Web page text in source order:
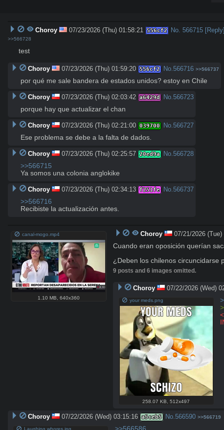
Choroy 07/23/2026 (Thu) 01:58:21 556cf2 No. 566715 [Reply]
>>566728
test
Choroy 07/23/2026 (Thu) 01:59:20 556cf2 No. 566716 >>566737
por qué me sale bandera de estados unidos? estoy en Chile
Choroy 07/23/2026 (Thu) 02:03:42 a6429d No. 566723
porque hay que actualizar el chan
Choroy 07/23/2026 (Thu) 02:21:00 039700 No. 566727
Ese problema se debe a la falta de dados.
Choroy 07/23/2026 (Thu) 02:25:57 20ed9a No. 566728
>>566715
Ya somos una colonia anglokike
Choroy 07/23/2026 (Thu) 02:34:13 f251fe No. 566737
>>566716
Recibiste la actualización antes.
canal-mogo.mp4
1.10 MB ,640x360
Choroy 07/21/2026 (Tue)
Cuando eran oposición querían
¿Deben los chilenos circuncidarse
9 posts and 6 images omitted.
Choroy 07/22/2026 (Wed)
your meds.png
258.07 KB ,512x497
Choroy 07/22/2026 (Wed) 03:15:16 a5ceb5 No.566590 >>566719